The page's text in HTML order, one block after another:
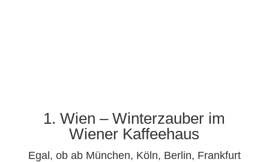
1. Wien – Winterzauber im
Wiener Kaffeehaus
Egal, ob ab München, Köln, Berlin, Frankfurt